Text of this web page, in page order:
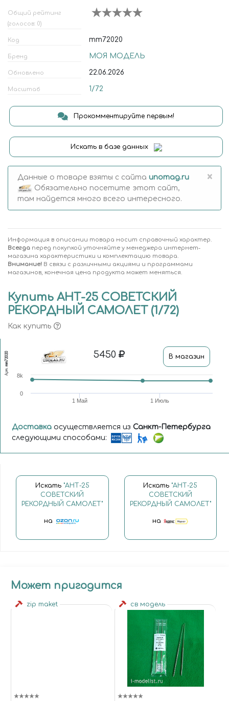
Общий рейтинг
(голосов: 0)
Код mm72020
Бренд МОЯ МОДЕЛЬ
Обновлено 22.06.2026
Масштаб 1/72
Прокомментируйте первым!
Искать в базе данных
Данные о товаре взяты с сайта unomag.ru
Обязательно посетите этот сайт,
там найдется много всего интересного.
×
Информация в описании товара носит справочный характер.
Всегда перед покупкой уточняйте у менеджера интернет-
магазина характеристики и комплектацию товара.
Внимание! В связи с различными акциями и программами
магазинов, конечная цена продукта может меняться.
Купить АНТ-25 СОВЕТСКИЙ
РЕКОРДНЫЙ САМОЛЕТ (1/72)
Как купить
Арт.
mm72020 5450 В магазин
1 Май 1 Июль
0
8k
Доставка осуществляется из Санкт-Петербурга
следующими способами:
Искать "АНТ-25
СОВЕТСКИЙ
РЕКОРДНЫЙ САМОЛЕТ"
на
Искать "АНТ-25
СОВЕТСКИЙ
РЕКОРДНЫЙ САМОЛЕТ"
на
Может пригодится
zip maket св модель